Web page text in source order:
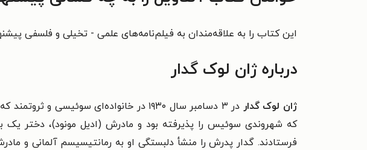
این کتاب را به علاقه‌مندان به فیلم‌نامه‌های علمی - تخیلی و فلسفی
درباره ژان لوک گدار
ژان لوک گدار
در ۳ دسامبر سال ۱۹۳۰ در خانواده‌ای
که شهروندی سوئیس را پذیرفته بود و مادرش (ادیل مونود)، دختر یک
فرستادند. گدار پدرش را منشأ دلبستگی او به رمانتیسیسم آلمانی و